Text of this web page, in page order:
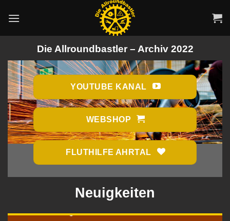
Inhalt
Die Allroundbastler – Archiv 2022
YOUTUBE KANAL
WEBSHOP
FLUTHILFE AHRTAL
Neuigkeiten